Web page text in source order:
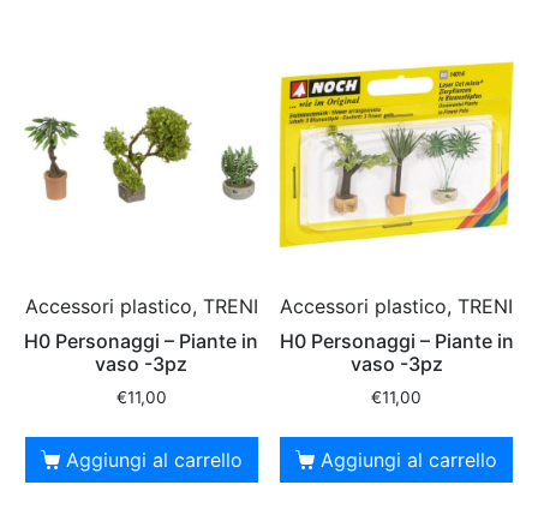
Accessori plastico, TRENI
H0 Personaggi – Piante in
vaso -3pz
€11,00
Aggiungi al carrello
Accessori plastico, TRENI
H0 Personaggi – Piante in
vaso -3pz
€11,00
Aggiungi al carrello